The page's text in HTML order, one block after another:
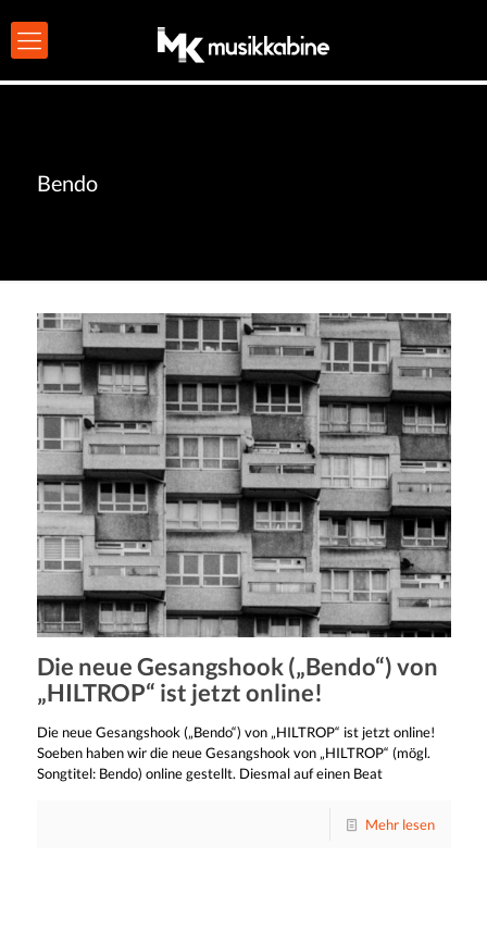
Bendo
Die neue Gesangshook („Bendo“) von
„HILTROP“ ist jetzt online!
Die neue Gesangshook („Bendo“) von „HILTROP“ ist jetzt online!
Soeben haben wir die neue Gesangshook von „HILTROP“ (mögl.
Songtitel: Bendo) online gestellt. Diesmal auf einen Beat
Mehr lesen